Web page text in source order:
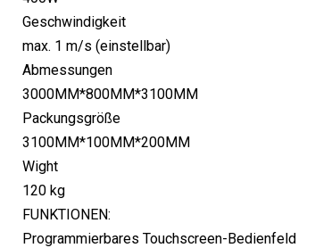
Geschwindigkeit
max. 1 m/s (einstellbar)
Abmessungen
3000MM*800MM*3100MM
Packungsgröße
3100MM*100MM*200MM
Wight
120 kg
FUNKTIONEN:
Programmierbares Touchscreen-Bedienfeld